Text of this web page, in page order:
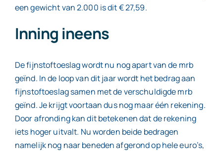
een gewicht van 2.000 is dit € 27,59.
Inning ineens
De fijnstoftoeslag wordt nu nog apart van de mrb
geïnd. In de loop van dit jaar wordt het bedrag aan
fijnstoftoeslag samen met de verschuldigde mrb
geïnd. Je krijgt voortaan dus nog maar één rekening.
Door afronding kan dit betekenen dat de rekening
iets hoger uitvalt. Nu worden beide bedragen
namelijk nog naar beneden afgerond op hele euro’s,